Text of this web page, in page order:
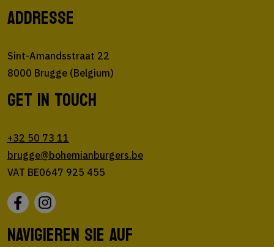
ADDRESSE
Sint-Amandsstraat 22
8000 Brugge (Belgium)
GET IN TOUCH
+32 50 73 11
brugge@bohemianburgers.be
VAT BE0647 925 455
NAVIGIEREN SIE AUF